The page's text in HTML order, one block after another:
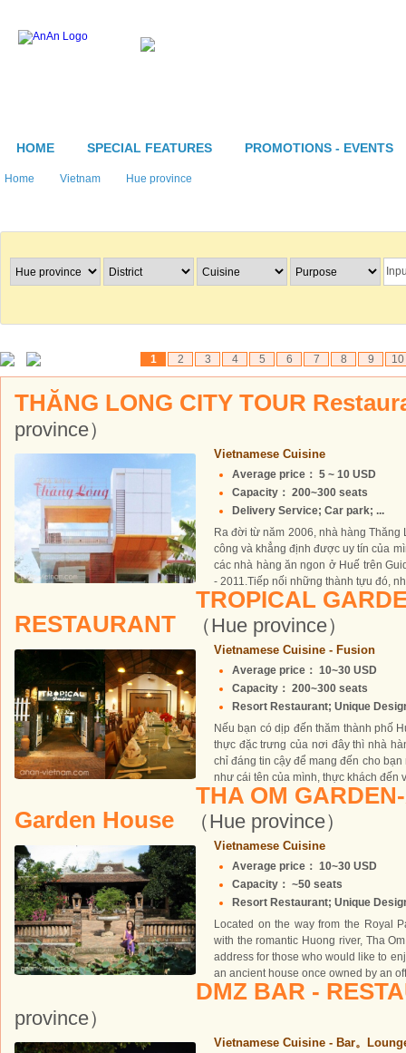
HOME SPECIAL FEATURES PROMOTIONS - EVENTS
Home Vietnam Hue province
1 2 3 4 5 6 7 8 9 10
THĂNG LONG CITY TOUR
province）
Vietnamese Cuisine
Average price： 5 ~ 10 USD
Capacity： 200~300 seats
Delivery Service; Car park; ...
Ra đời từ năm 2006, nhà hàng Thăng
công và khẳng định được uy tín của
các nhà hàng ăn ngon ở Huế trên
- 2011.Tiếp nối những thành tựu đó,
TROPICAL
RESTAURANT
（Hue province）
Vietnamese Cuisine - Fusion
Average price： 10~30 USD
Capacity： 200~300 seats
Resort Restaurant; Unique
Nếu bạn có dịp đến thăm thành phố
thực đặc trưng của nơi đây thì nhà
chỉ đáng tin cậy để mang đến cho
như cái tên của mình, thực khách đến
THA OM
Garden House
（Hue province）
Vietnamese Cuisine
Average price： 10~30 USD
Capacity： ~50 seats
Resort Restaurant; Unique
Located on the way from the Royal
with the romantic Huong river, Tha
address for those who would like to
an ancient house once owned by an
DMZ BAR -
province）
Vietnamese Cuisine - Bar。